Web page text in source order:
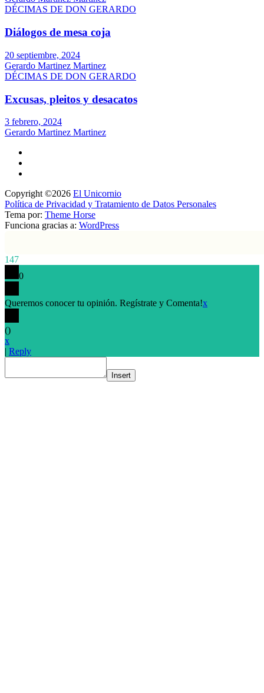
DÉCIMAS DE DON GERARDO
Diálogos de mesa coja
20 septiembre, 2024
Gerardo Martinez Martinez
DÉCIMAS DE DON GERARDO
Excusas, pleitos y desacatos
3 febrero, 2024
Gerardo Martinez Martinez
Copyright ©2026 El Unicornio
Política de Privacidad y Tratamiento de Datos Personales
Tema por: Theme Horse
Funciona gracias a: WordPress
147
0
Queremos conocer tu opinión. Regístrate y Comenta!x
()
x
| Reply
Insert